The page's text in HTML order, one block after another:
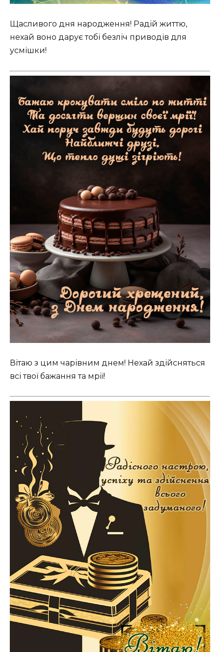
Щасливого дня народження! Радій життю,
нехай воно дарує тобі безліч приводів для
усмішки!
Вітаю з цим чарівним днем! Нехай здійсняться
всі твої бажання та мрії!